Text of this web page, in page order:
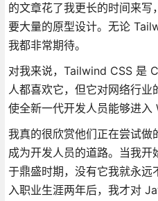
的文章花了我更长的时间来
要大量的原型设计。无论
我都非常期待。
对我来说，Tailwind CSS 是
人都喜欢它，但它对网络行
使全新一代开发人员能够进入
我真的很欣赏他们正在尝试
成为开发人员的道路。当我
于鼎盛时期，没有它我就永
入职业生涯两年后，我才对